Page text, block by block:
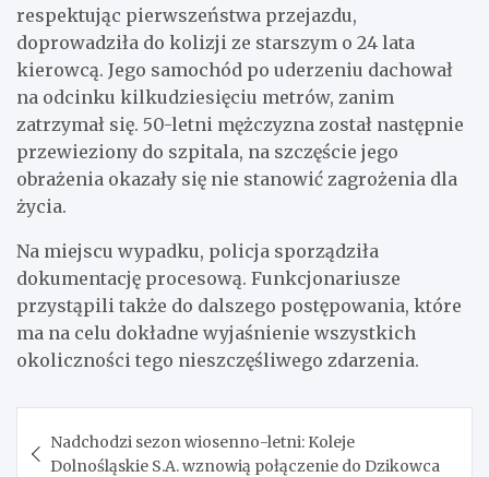
respektując pierwszeństwa przejazdu,
doprowadziła do kolizji ze starszym o 24 lata
kierowcą. Jego samochód po uderzeniu dachował
na odcinku kilkudziesięciu metrów, zanim
zatrzymał się. 50-letni mężczyzna został następnie
przewieziony do szpitala, na szczęście jego
obrażenia okazały się nie stanowić zagrożenia dla
życia.
Na miejscu wypadku, policja sporządziła
dokumentację procesową. Funkcjonariusze
przystąpili także do dalszego postępowania, które
ma na celu dokładne wyjaśnienie wszystkich
okoliczności tego nieszczęśliwego zdarzenia.
wpisu
Nadchodzi sezon wiosenno-letni: Koleje
Dolnośląskie S.A. wznowią połączenie do Dzikowca